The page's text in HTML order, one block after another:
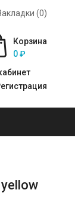
(0)
Корзина
0 ₽